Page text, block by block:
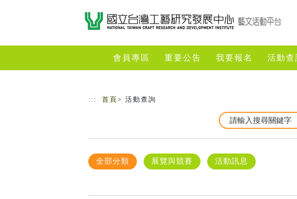
會員專區 重要公告 我要報名 活動查
::: 首頁 > 活動查詢
全部分類 展覽與競賽 活動訊息